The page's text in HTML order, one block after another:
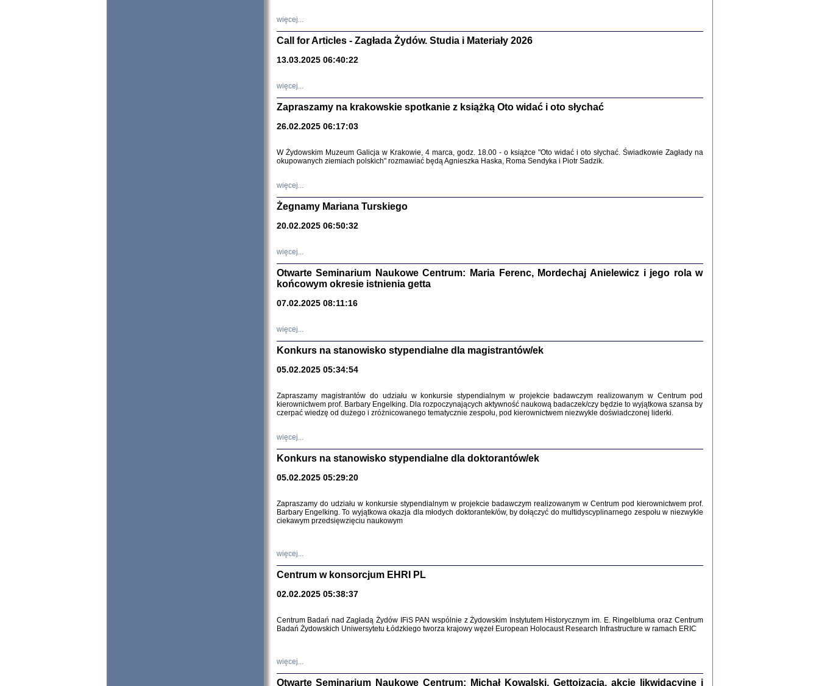
Warszawa 2017
Pisma Kopla i Mirki Piżyców o życiu w getcie i okupowanej
Warszawie
Warszawa 2016
SZCZĘŚCIE JEST POSIADAĆ DOM POD ZIEMIĄ ...
więcej...
Call for Articles - Zagłada Żydów. Studia i Materiały 2026
13.03.2025 06:40:22
więcej...
Zapraszamy na krakowskie spotkanie z książką Oto widać i oto słychać
26.02.2025 06:17:03
W Żydowskim Muzeum Galicja w Krakowie, 4 marca, godz. 18.00 - o książce "Oto widać i oto słychać. Świadkowie Zagłady na
okupowanych ziemiach polskich" rozmawiać będą Agnieszka Haska, Roma Sendyka i Piotr Sadzik.
więcej...
Żegnamy Mariana Turskiego
20.02.2025 06:50:32
więcej...
Otwarte Seminarium Naukowe Centrum: Maria Ferenc, Mordechaj Anielewicz i jego rola w
końcowym okresie istnienia getta
07.02.2025 08:11:16
więcej...
Konkurs na stanowisko stypendialne dla magistrantów/ek
05.02.2025 05:34:54
Zapraszamy magistrantów do udziału w konkursie stypendialnym w projekcie badawczym realizowanym w Centrum pod
kierownictwem prof. Barbary Engelking. Dla rozpoczynających aktywność naukową badaczek/czy będzie to wyjątkowa szansa by
czerpać wiedzę od dużego i zróżnicowanego tematycznie zespołu, pod kierownictwem niezwykle doświadczonej liderki.
więcej...
Konkurs na stanowisko stypendialne dla doktorantów/ek
05.02.2025 05:29:20
Zapraszamy do udziału w konkursie stypendialnym w projekcie badawczym realizowanym w Centrum pod kierownictwem prof.
Barbary Engelking. To wyjątkowa okazja dla młodych doktorantek/ów, by dołączyć do multidyscyplinarnego zespołu w niezwykle
ciekawym przedsięwzięciu naukowym
więcej...
Centrum w konsorcjum EHRI PL
02.02.2025 05:38:37
Centrum Badań nad Zagładą Żydów IFiS PAN wspólnie z Żydowskim Instytutem Historycznym im. E. Ringelbluma oraz Centrum
Badań Żydowskich Uniwersytetu Łódzkiego tworza krajowy węzeł European Holocaust Research Infrastructure w ramach ERIC
więcej...
Otwarte Seminarium Naukowe Centrum: Michał Kowalski, Gettoizacja, akcje likwidacyjne i